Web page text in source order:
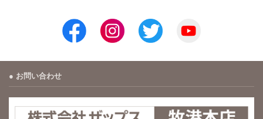
お問い合わせ